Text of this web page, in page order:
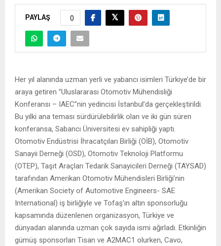
PAYLAŞ 0
Her yıl alanında uzman yerli ve yabancı isimleri Türkiye’de bir
araya getiren ‟Uluslararası Otomotiv Mühendisliği
Konferansı – IAEC”nin yedincisi İstanbul’da gerçekleştirildi.
Bu yılki ana teması sürdürülebilirlik olan ve iki gün süren
konferansa, Sabancı Üniversitesi ev sahipliği yaptı.
Otomotiv Endüstrisi İhracatçıları Birliği (OİB), Otomotiv
Sanayii Derneği (OSD), Otomotiv Teknoloji Platformu
(OTEP), Taşıt Araçları Tedarik Sanayicileri Derneği (TAYSAD)
tarafından Amerikan Otomotiv Mühendisleri Birliği’nin
(Amerikan Society of Automotive Engineers- SAE
International) iş birliğiyle ve Tofaş’ın altın sponsorluğu
kapsamında düzenlenen organizasyon, Türkiye ve
dünyadan alanında uzman çok sayıda ismi ağırladı. Etkinliğin
gümüş sponsorları Tisan ve A2MAC1 olurken, Cavo,